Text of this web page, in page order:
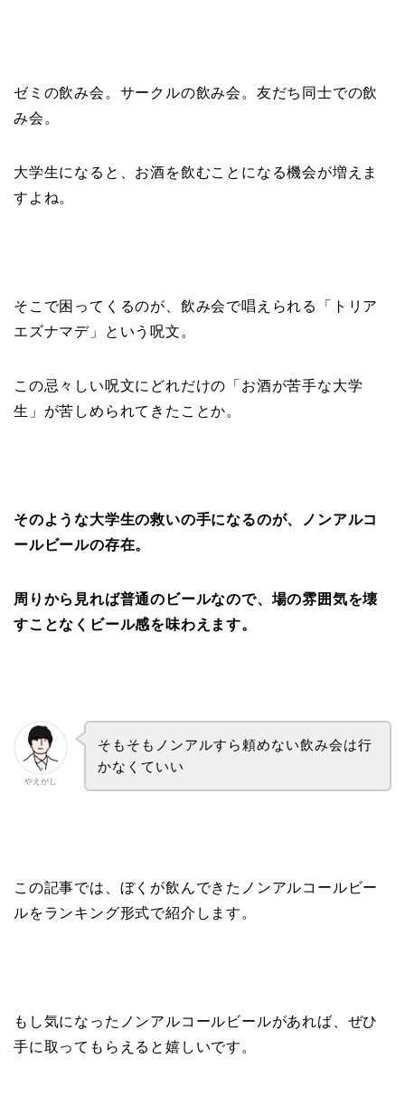
ゼミの飲み会。サークルの飲み会。友だち同士での飲
み会。
大学生になると、お酒を飲むことになる機会が増えま
すよね。
そこで困ってくるのが、飲み会で唱えられる「トリア
エズナマデ」という呪文。
この忌々しい呪文にどれだけの「お酒が苦手な大学
生」が苦しめられてきたことか。
そのような大学生の救いの手になるのが、ノンアルコ
ールビールの存在。
周りから見れば普通のビールなので、場の雰囲気を壊
すことなくビール感を味わえます。
やえがし
そもそもノンアルすら頼めない飲み会は行
かなくていい
この記事では、ぼくが飲んできたノンアルコールビー
ルをランキング形式で紹介します。
もし気になったノンアルコールビールがあれば、ぜひ
手に取ってもらえると嬉しいです。